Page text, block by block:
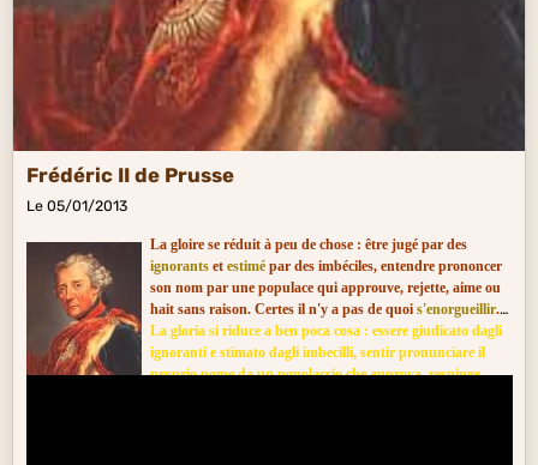
Frédéric II de Prusse
Le 05/01/2013
La gloire se réduit à peu de chose : être jugé par des
ignorantset estimépar des imbéciles, entendre prononcer
son nom par une populace qui approuve, rejette, aime ou
hait sans raison. Certes il n'y a pas de quoi s'enorgueillir.
La gloria si riduce a ben poca cosa : essere giudicato dagli
ignoranti e stimato dagli imbecilli, sentir pronunciare il
proprio nome da un popolaccio che approva, respinge,